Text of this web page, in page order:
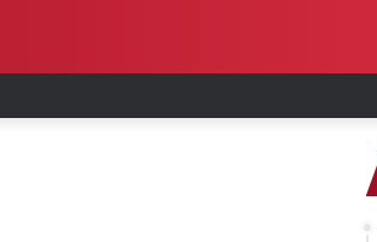
explosión de pipa